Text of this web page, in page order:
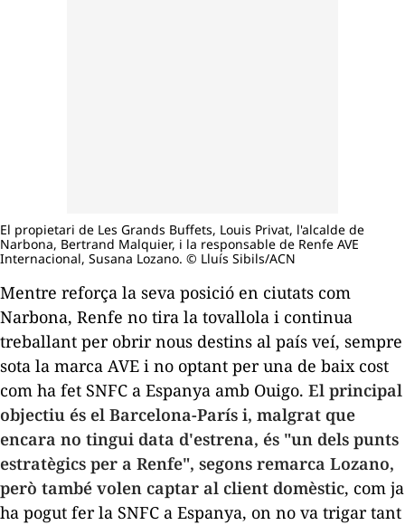
El propietari de Les Grands Buffets, Louis Privat, l'alcalde de
Narbona, Bertrand Malquier, i la responsable de Renfe AVE
Internacional, Susana Lozano. © Lluís Sibils/ACN
Mentre reforça la seva posició en ciutats com
Narbona, Renfe no tira la tovallola i continua
treballant per obrir nous destins al país veí, sempre
sota la marca AVE i no optant per una de baix cost
com ha fet SNFC a Espanya amb Ouigo. El principal
objectiu és el Barcelona-París i, malgrat que
encara no tingui data d'estrena, és "un dels punts
estratègics per a Renfe", segons remarca Lozano,
però també volen captar al client domèstic, com ja
ha pogut fer la SNFC a Espanya, on no va trigar tant